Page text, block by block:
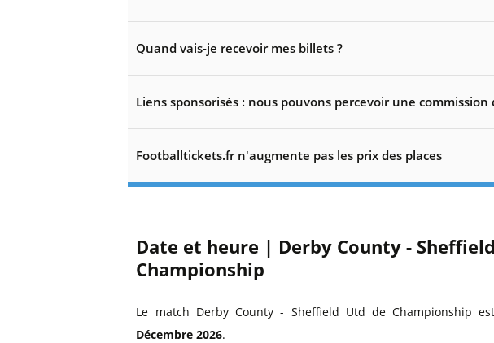
Quand vais-je recevoir mes billets ?
Liens sponsorisés : nous pouvons percevoir une
Footballtickets.fr n'augmente pas les prix des places
Date et heure | Derby County -
Championship
Le match Derby County - Sheffield Utd de Championship est
Décembre 2026.